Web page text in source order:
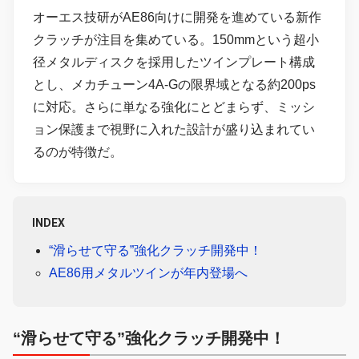
オーエス技研がAE86向けに開発を進めている新作
クラッチが注目を集めている。150mmという超小
径メタルディスクを採用したツインプレート構成
とし、メカチューン4A-Gの限界域となる約200ps
に対応。さらに単なる強化にとどまらず、ミッシ
ョン保護まで視野に入れた設計が盛り込まれてい
るのが特徴だ。
INDEX
“滑らせて守る”強化クラッチ開発中！
AE86用メタルツインが年内登場へ
“滑らせて守る”強化クラッチ開発中！